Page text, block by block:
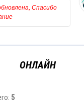
Спасибо
ОНЛАЙН
5